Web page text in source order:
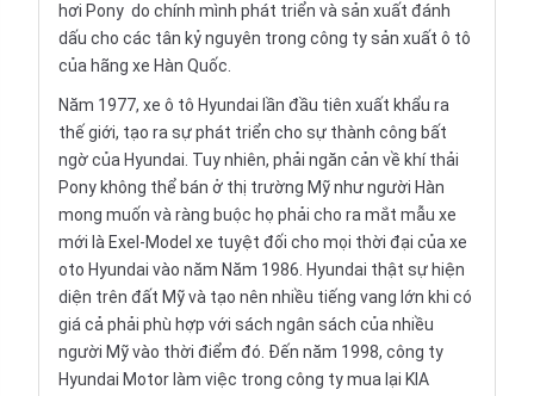
hơi Pony do chính mình phát triển và sản xuất đánh
dấu cho các tân kỷ nguyên trong công ty sản xuất ô tô
của hãng xe Hàn Quốc.
Năm 1977, xe ô tô Hyundai lần đầu tiên xuất khẩu ra
thế giới, tạo ra sự phát triển cho sự thành công bất
ngờ của Hyundai. Tuy nhiên, phải ngăn cản về khí thải
Pony không thể bán ở thị trường Mỹ như người Hàn
mong muốn và ràng buộc họ phải cho ra mắt mẫu xe
mới là Exel-Model xe tuyệt đối cho mọi thời đại củaxe
oto Hyundai vào năm Năm 1986. Hyundai thật sự hiện
diện trên đất Mỹ và tạo nên nhiều tiếng vang lớn khi có
giá cả phải phù hợp với sách ngân sách của nhiều
người Mỹ vào thời điểm đó. Đến năm 1998, công ty
Hyundai Motor làm việc trong công ty mua lại KIA